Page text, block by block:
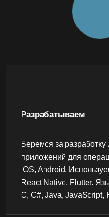
Разрабатываем
Беремся за
приложений для
iOS, Android.
React Native, Flutter.
C, C#, Java, JavaScript,